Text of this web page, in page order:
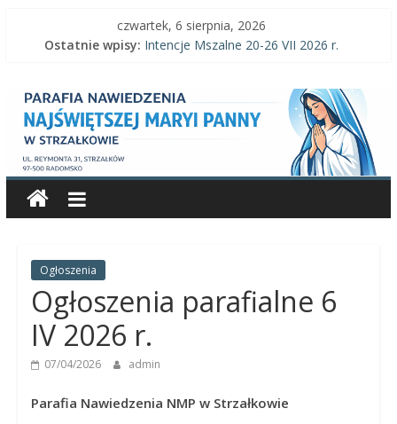
czwartek, 6 sierpnia, 2026
Ostatnie wpisy: Intencje Mszalne 20-26 VII 2026 r.
Intencje Mszalne 27 VII-2 VIII 2026 r.
Ogłoszenia parafialne 26 VII 2026 r.
Parafia
Nawiedzenia
Najświętszej
Panny
Parafia
Nawiedzenia
Najświętszej
Panny
Ogłoszenia
Ogłoszenia parafialne 6
IV 2026 r.
07/04/2026 admin
Parafia Nawiedzenia NMP w Strzałkowie